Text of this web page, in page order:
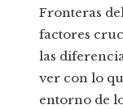
Fronteras
factores
las
ver con lo
entorno de